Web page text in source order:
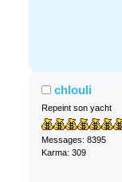
chlouli
Repeint son yacht
Messages: 8395
Karma: 309